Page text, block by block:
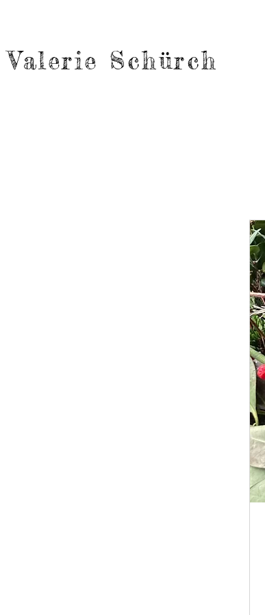
Valerie Schürch